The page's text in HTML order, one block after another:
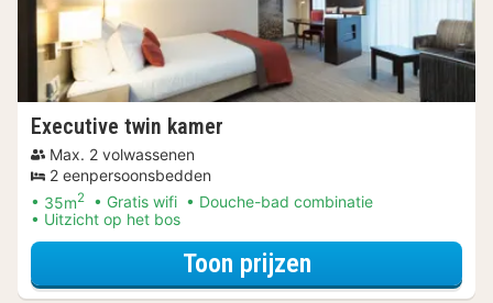
Executive twin kamer
Max. 2 volwassenen
2 eenpersoonsbedden
35m2 Gratis wifi
Douche-bad combinatie
Uitzicht op het bos
Toon prijzenvoor Executive